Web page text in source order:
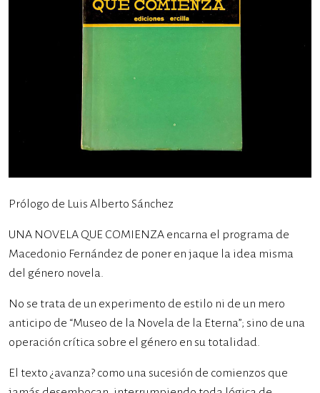
Prólogo de Luis Alberto Sánchez
UNA NOVELA QUE COMIENZA encarna el programa de
Macedonio Fernández de poner en jaque la idea misma
del género novela.
No se trata de un experimento de estilo ni de un mero
anticipo de “Museo de la Novela de la Eterna”; sino de una
operación crítica sobre el género en su totalidad.
El texto ¿avanza? como una sucesión de comienzos que